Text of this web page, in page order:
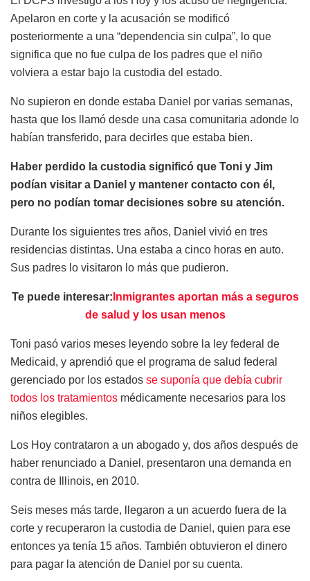
Apelaron en corte y la acusación se modificó
posteriormente a una “dependencia sin culpa”, lo que
significa que no fue culpa de los padres que el niño
volviera a estar bajo la custodia del estado.
No supieron en donde estaba Daniel por varias semanas,
hasta que los llamó desde una casa comunitaria adonde lo
habían transferido, para decirles que estaba bien.
Haber perdido la custodia significó que Toni y Jim
podían visitar a Daniel y mantener contacto con él,
pero no podían tomar decisiones sobre su atención.
Durante los siguientes tres años, Daniel vivió en tres
residencias distintas. Una estaba a cinco horas en auto.
Sus padres lo visitaron lo más que pudieron.
Te puede interesar: Inmigrantes aportan más a seguros
de salud y los usan menos
Toni pasó varios meses leyendo sobre la ley federal de
Medicaid, y aprendió que el programa de salud federal
gerenciado por los estados se suponía que debía cubrir
todos los tratamientos médicamente necesarios para los
niños elegibles.
Los Hoy contrataron a un abogado y, dos años después de
haber renunciado a Daniel, presentaron una demanda en
contra de Illinois, en 2010.
Seis meses más tarde, llegaron a un acuerdo fuera de la
corte y recuperaron la custodia de Daniel, quien para ese
entonces ya tenía 15 años. También obtuvieron el dinero
para pagar la atención de Daniel por su cuenta.